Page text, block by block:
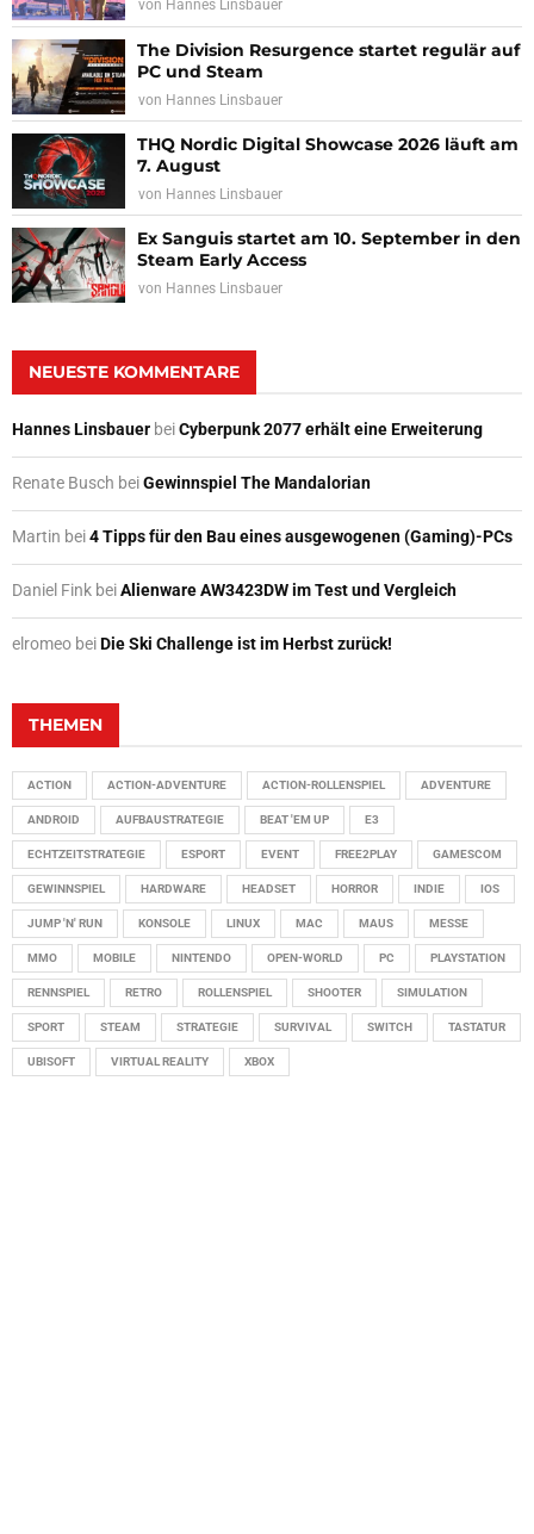
von Hannes Linsbauer
The Division Resurgence startet regulär auf
PC und Steam
von Hannes Linsbauer
THQ Nordic Digital Showcase 2026 läuft am
7. August
von Hannes Linsbauer
Ex Sanguis startet am 10. September in den
Steam Early Access
von Hannes Linsbauer
NEUESTE KOMMENTARE
Hannes Linsbauer beiCyberpunk 2077 erhält eine Erweiterung
Renate Busch beiGewinnspiel The Mandalorian
Martin bei4 Tipps für den Bau eines ausgewogenen (Gaming)-PCs
Daniel Fink beiAlienware AW3423DW im Test und Vergleich
elromeo beiDie Ski Challenge ist im Herbst zurück!
THEMEN
ACTION ACTION-ADVENTURE ACTION-ROLLENSPIEL ADVENTURE
ANDROID AUFBAUSTRATEGIE BEAT 'EM UP E3
ECHTZEITSTRATEGIE ESPORT EVENT FREE2PLAY GAMESCOM
GEWINNSPIEL HARDWARE HEADSET HORROR INDIE IOS
JUMP 'N' RUN KONSOLE LINUX MAC MAUS MESSE
MMO MOBILE NINTENDO OPEN-WORLD PC PLAYSTATION
RENNSPIEL RETRO ROLLENSPIEL SHOOTER SIMULATION
SPORT STEAM STRATEGIE SURVIVAL SWITCH TASTATUR
UBISOFT VIRTUAL REALITY XBOX